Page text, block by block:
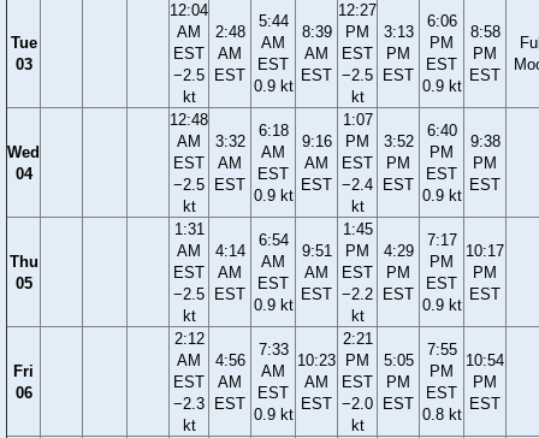
Tue
03
12:04
AM
EST
−2.5
kt
2:48
AM
EST
5:44
AM
EST
0.9 kt
8:39
AM
EST
12:27
PM
EST
−2.5
kt
3:13
PM
EST
6:06
PM
EST
0.9 kt
8:58
PM
EST
Wed
04
12:48
AM
EST
−2.5
kt
3:32
AM
EST
6:18
AM
EST
0.9 kt
9:16
AM
EST
1:07
PM
EST
−2.4
kt
3:52
PM
EST
6:40
PM
EST
0.9 kt
9:38
PM
EST
Thu
05
1:31
AM
EST
−2.5
kt
4:14
AM
EST
6:54
AM
EST
0.9 kt
9:51
AM
EST
1:45
PM
EST
−2.2
kt
4:29
PM
EST
7:17
PM
EST
0.9 kt
10:17
PM
EST
Fri
06
2:12
AM
EST
−2.3
kt
4:56
AM
EST
7:33
AM
EST
0.9 kt
10:23
AM
EST
2:21
PM
EST
−2.0
kt
5:05
PM
EST
7:55
PM
EST
0.8 kt
10:54
PM
EST